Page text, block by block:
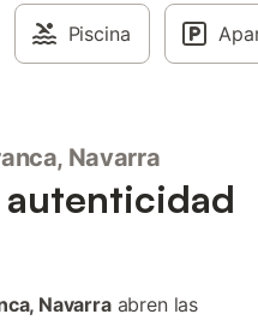
Piscina
Navarra
Navarraabren las